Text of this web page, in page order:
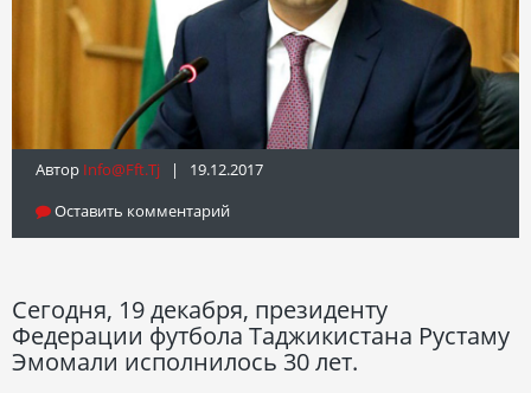
Автор Info@fft.tj | 19.12.2017
Оставить комментарий
Сегодня, 19 декабря, президенту
Федерации футбола Таджикистана Рустаму
Эмомали исполнилось 30 лет.